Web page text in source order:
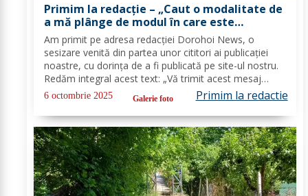
Primim la redacție – „Caut o modalitate de
a mă plânge de modul în care este
gestionat gunoiul în Dorohoi” – FOTO
Am primit pe adresa redacţiei Dorohoi News, o
sesizare venită din partea unor cititori ai publicaţiei
noastre, cu dorința de a fi publicată pe site-ul nostru.
Redăm integral acest text: „Vă trimit acest mesaj
căutând o modalitate de a mă plânge de modul în
care este gestionat gunoiul în Dorohoi și...
6 octombrie 2025 Galerie foto Primim la redactie